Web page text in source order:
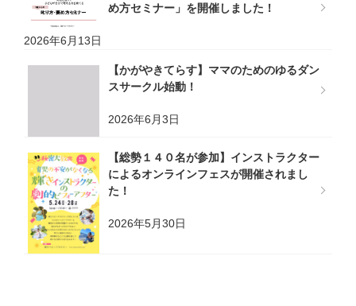
め方セミナー」を開催しました！
2026年6月13日
【かがやきてらす】ママのためのゆるダン
スサークル始動！
2026年6月3日
【総勢１４０名が参加】インストラクター
によるオンラインフェスが開催されまし
た！
2026年5月30日